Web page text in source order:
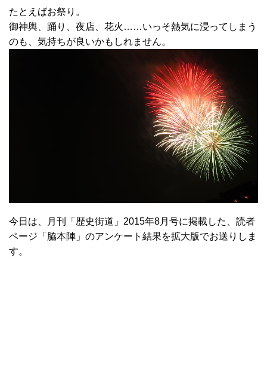
たとえばお祭り。
御神輿、踊り、夜店、花火……いっそ熱気に浸ってしまう
のも、気持ちが良いかもしれません。
今日は、月刊「歴史街道」2015年8月号に掲載した、読者
ページ「脇本陣」のアンケート結果を拡大版でお送りしま
す。